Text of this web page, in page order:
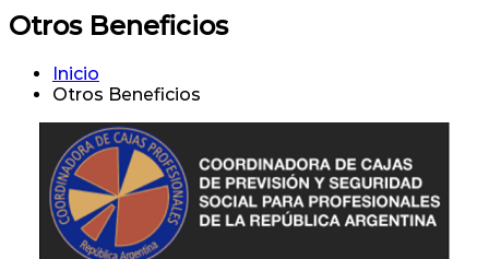
Otros Beneficios
Inicio
Otros Beneficios